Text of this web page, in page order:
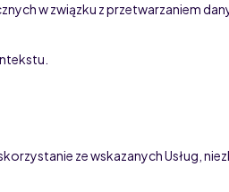
w związku z przetwarzaniem
ze wskazanych Usług ,